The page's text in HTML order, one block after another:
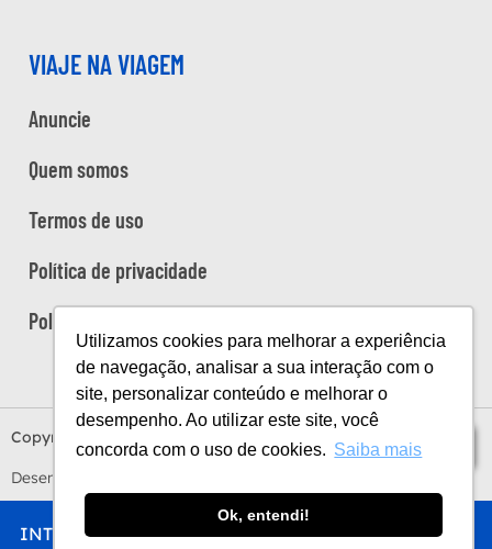
Utilizamos cookies para melhorar a experiência
de navegação, analisar a sua interação com o
site, personalizar conteúdo e melhorar o
desempenho. Ao utilizar este site, você
concorda com o uso de cookies. Saiba mais
Ok, entendi!
INTRO CHEGAR FICAR COMER FAZER
Índice
VIAJE NA VIAGEM
Anuncie
Quem somos
Termos de uso
Política de privacidade
Política de cookies
Copyright Viaje na Viagem © 2026
Desenvolvido por